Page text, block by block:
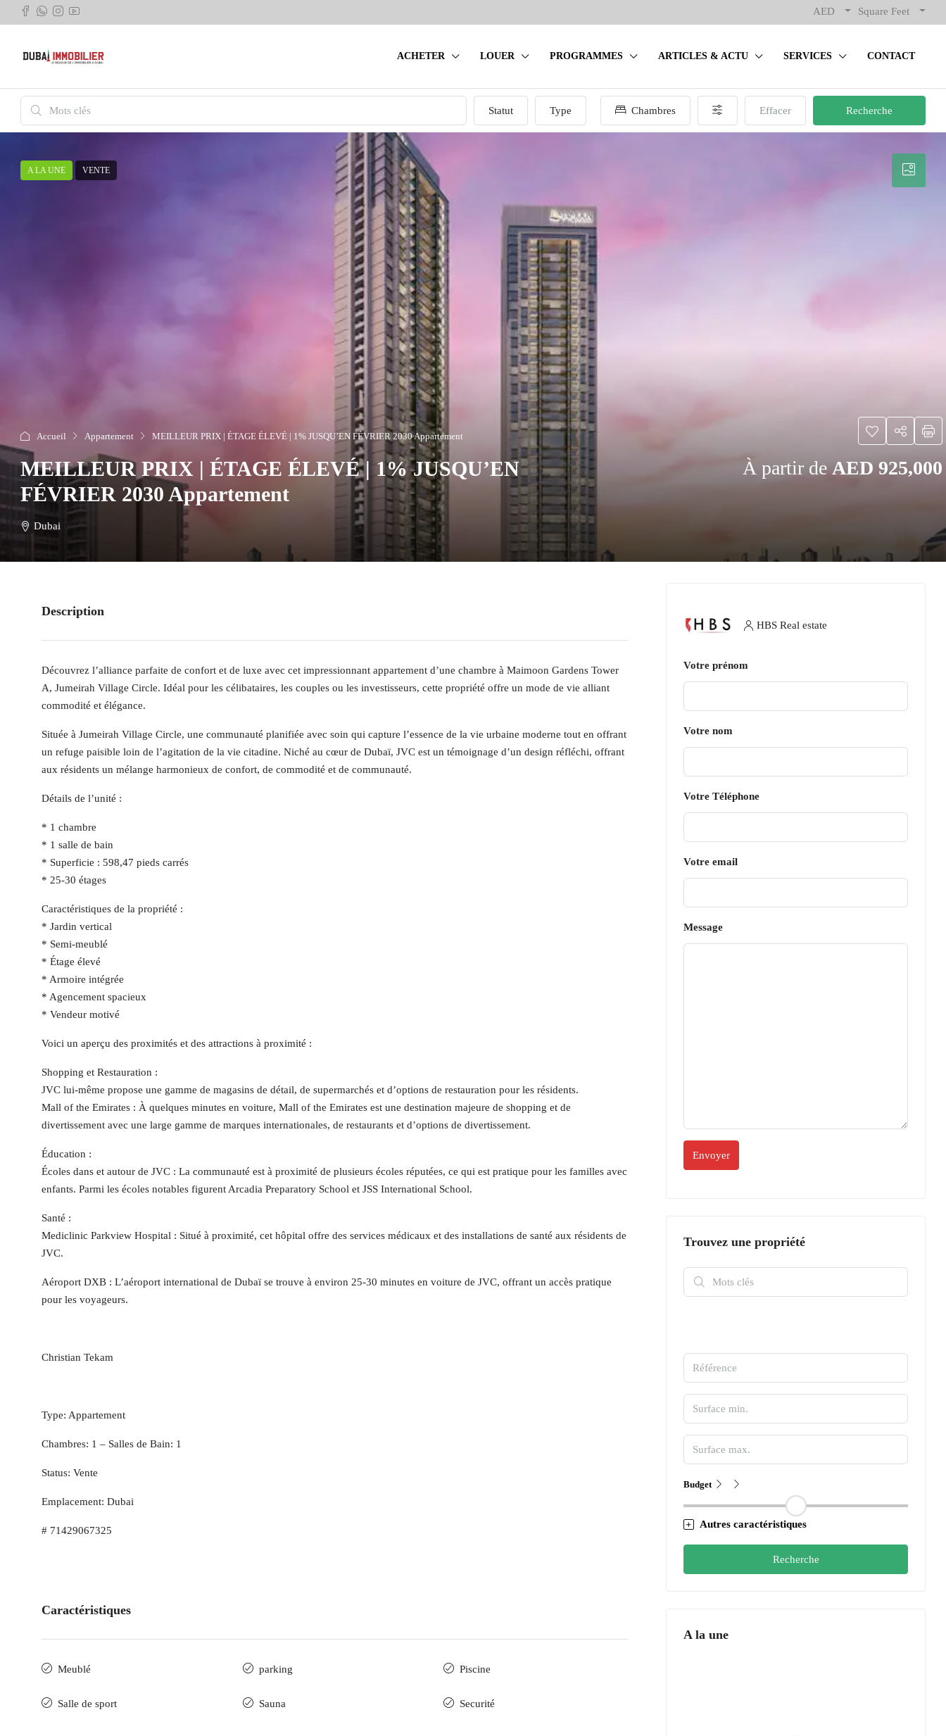
AED Square Feet
ACHETER LOUER PROGRAMMES ARTICLES & ACTU SERVICES CONTACT
Statut Type Chambres Effacer Recherche
A LA UNE VENTE
Accueil Appartement MEILLEUR PRIX | ÉTAGE ÉLEVÉ | 1% JUSQU’EN FÉVRIER 2030 Appartement
MEILLEUR PRIX | ÉTAGE ÉLEVÉ | 1% JUSQU’EN
FÉVRIER 2030 Appartement
Dubai
À partir de AED 925,000
Description
Découvrez l’alliance parfaite de confort et de luxe avec cet impressionnant appartement d’une chambre à Maimoon Gardens Tower
A, Jumeirah Village Circle. Idéal pour les célibataires, les couples ou les investisseurs, cette propriété offre un mode de vie alliant
commodité et élégance.
Située à Jumeirah Village Circle, une communauté planifiée avec soin qui capture l’essence de la vie urbaine moderne tout en offrant
un refuge paisible loin de l’agitation de la vie citadine. Niché au cœur de Dubaï, JVC est un témoignage d’un design réfléchi, offrant
aux résidents un mélange harmonieux de confort, de commodité et de communauté.
Détails de l’unité :
* 1 chambre
* 1 salle de bain
* Superficie : 598,47 pieds carrés
* 25-30 étages
Caractéristiques de la propriété :
* Jardin vertical
* Semi-meublé
* Étage élevé
* Armoire intégrée
* Agencement spacieux
* Vendeur motivé
Voici un aperçu des proximités et des attractions à proximité :
Shopping et Restauration :
JVC lui-même propose une gamme de magasins de détail, de supermarchés et d’options de restauration pour les résidents.
Mall of the Emirates : À quelques minutes en voiture, Mall of the Emirates est une destination majeure de shopping et de
divertissement avec une large gamme de marques internationales, de restaurants et d’options de divertissement.
Éducation :
Écoles dans et autour de JVC : La communauté est à proximité de plusieurs écoles réputées, ce qui est pratique pour les familles avec
enfants. Parmi les écoles notables figurent Arcadia Preparatory School et JSS International School.
Santé :
Mediclinic Parkview Hospital : Situé à proximité, cet hôpital offre des services médicaux et des installations de santé aux résidents de
JVC.
Aéroport DXB : L’aéroport international de Dubaï se trouve à environ 25-30 minutes en voiture de JVC, offrant un accès pratique
pour les voyageurs.
Christian Tekam
Type: Appartement
Chambres: 1 – Salles de Bain: 1
Status: Vente
Emplacement: Dubai
# 71429067325
Caractéristiques
Meublé parking Piscine
Salle de sport Sauna Securité
HBS Real estate
Votre prénom
Votre nom
Votre Téléphone
Votre email
Message
Trouvez une propriété
Budget
Autres caractéristiques
Recherche
A la une